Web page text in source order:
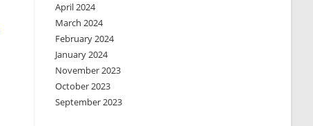
April 2024
March 2024
February 2024
January 2024
November 2023
October 2023
September 2023